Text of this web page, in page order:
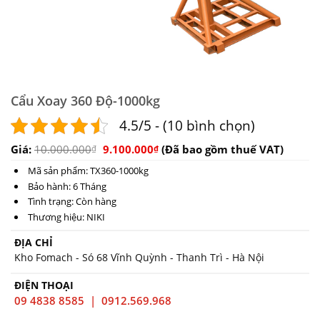
Cẩu Xoay 360 Độ-1000kg
4.5/5 - (10 bình chọn)
Giá: 10.000.000₫ 9.100.000₫(Đã bao gồm thuế VAT)
Mã sản phẩm: TX360-1000kg
Bảo hành: 6 Tháng
Tình trạng: Còn hàng
Thương hiệu: NIKI
ĐỊA CHỈ
Kho Fomach - Só 68 Vĩnh Quỳnh - Thanh Trì - Hà Nội
ĐIỆN THOẠI
09 4838 8585 | 0912.569.968